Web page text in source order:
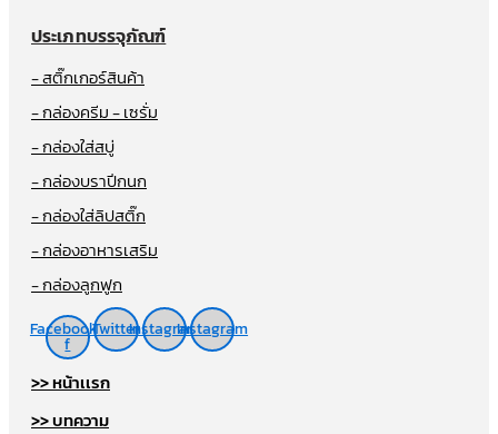
ประเภทบรรจุภัณฑ์
- สติ๊กเกอร์สินค้า
- กล่องครีม - เซรั่ม
- กล่องใส่สบู่
- กล่องบราปีกนก
- กล่องใส่ลิปสติ๊ก
- กล่องอาหารเสริม
- กล่องลูกฟูก
Facebook-
f
TwitterInstagramInstagram
>> หน้าเเรก
>> บทความ